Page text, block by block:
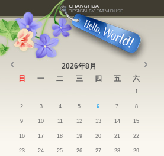
2026年8月
日
一 二 三 四 五 六
1
2 3 4 5 6 7 8
9 10 11 12 13 14 15
16 17 18 19 20 21 22
23 24 25 26 27 28 29